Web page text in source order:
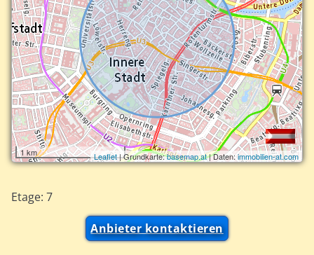
1 km Leaflet| Grundkarte:basemap.at| Daten:immobilien-at.com
Etage: 7
Anbieter kontaktieren